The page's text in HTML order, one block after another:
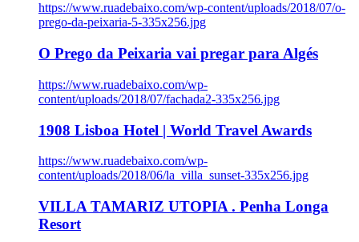
https://www.ruadebaixo.com/wp-content/uploads/2018/07/o-
prego-da-peixaria-5-335x256.jpg
O Prego da Peixaria vai pregar para Algés
https://www.ruadebaixo.com/wp-
content/uploads/2018/07/fachada2-335x256.jpg
1908 Lisboa Hotel | World Travel Awards
https://www.ruadebaixo.com/wp-
content/uploads/2018/06/la_villa_sunset-335x256.jpg
VILLA TAMARIZ UTOPIA . Penha Longa
Resort